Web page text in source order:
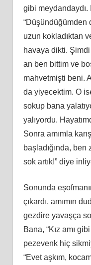
gibi meydandaydı.
“Düşündüğümden
uzun kokladıktan
havaya dikti.
an ben bittim ve
mahvetmişti beni.
da yiyecektim. O
sokup bana
yalıyordu.
Sonra amımla
başladığında, ben
sok artık!” diye
Sonunda
çıkardı, amımın
gezdire yavaşça
Bana, “Kız amı
pezevenk hiç
“Evet aşkım,